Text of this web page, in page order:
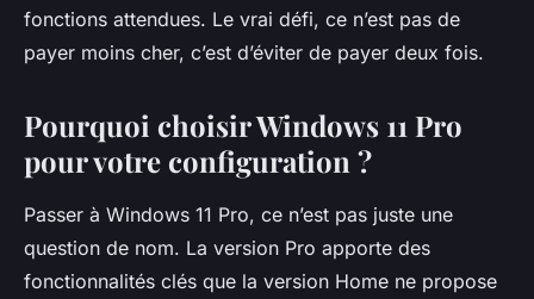
fonctions attendues. Le vrai défi, ce n’est pas de
payer moins cher, c’est d’éviter de payer deux fois.
Pourquoi choisir Windows 11 Pro
pour votre configuration ?
Passer à Windows 11 Pro, ce n’est pas juste une
question de nom. La version Pro apporte des
fonctionnalités clés que la version Home ne propose